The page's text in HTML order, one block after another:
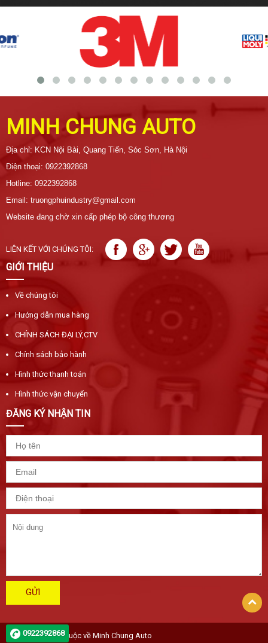
MINH CHUNG AUTO
Địa chỉ: KCN Nội Bài, Quang Tiến, Sóc Sơn, Hà Nội
Điện thoại: 0922392868
Hotline: 0922392868
Email: truongphuindustry@gmail.com
Website đang chờ xin cấp phép bộ công thương
LIÊN KẾT VỚI CHÚNG TÔI:
GIỚI THIỆU
Về chúng tôi
Hướng dẫn mua hàng
CHÍNH SÁCH ĐẠI LÝ,CTV
Chính sách bảo hành
Hình thức thanh toán
Hình thức vận chuyển
ĐĂNG KÝ NHẬN TIN
GỬI
Bản quyền 2019 thuộc về Minh Chung Auto
0922392868